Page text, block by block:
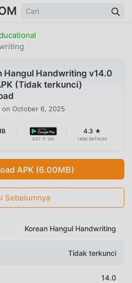
Hangul Handwriting v14.0
(Tidak terkunci)
on October 6, 2025
GET IT ON
4.3 ★
1698 RATINGS
APK (6.00MB)
Sebelumnya
Korean Hangul Handwriting
Tidak terkunci
14.0